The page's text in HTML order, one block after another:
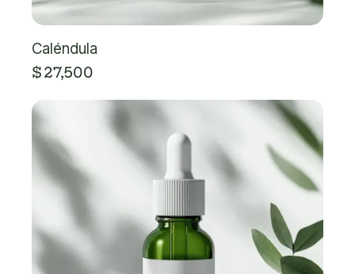
Caléndula
$27,500